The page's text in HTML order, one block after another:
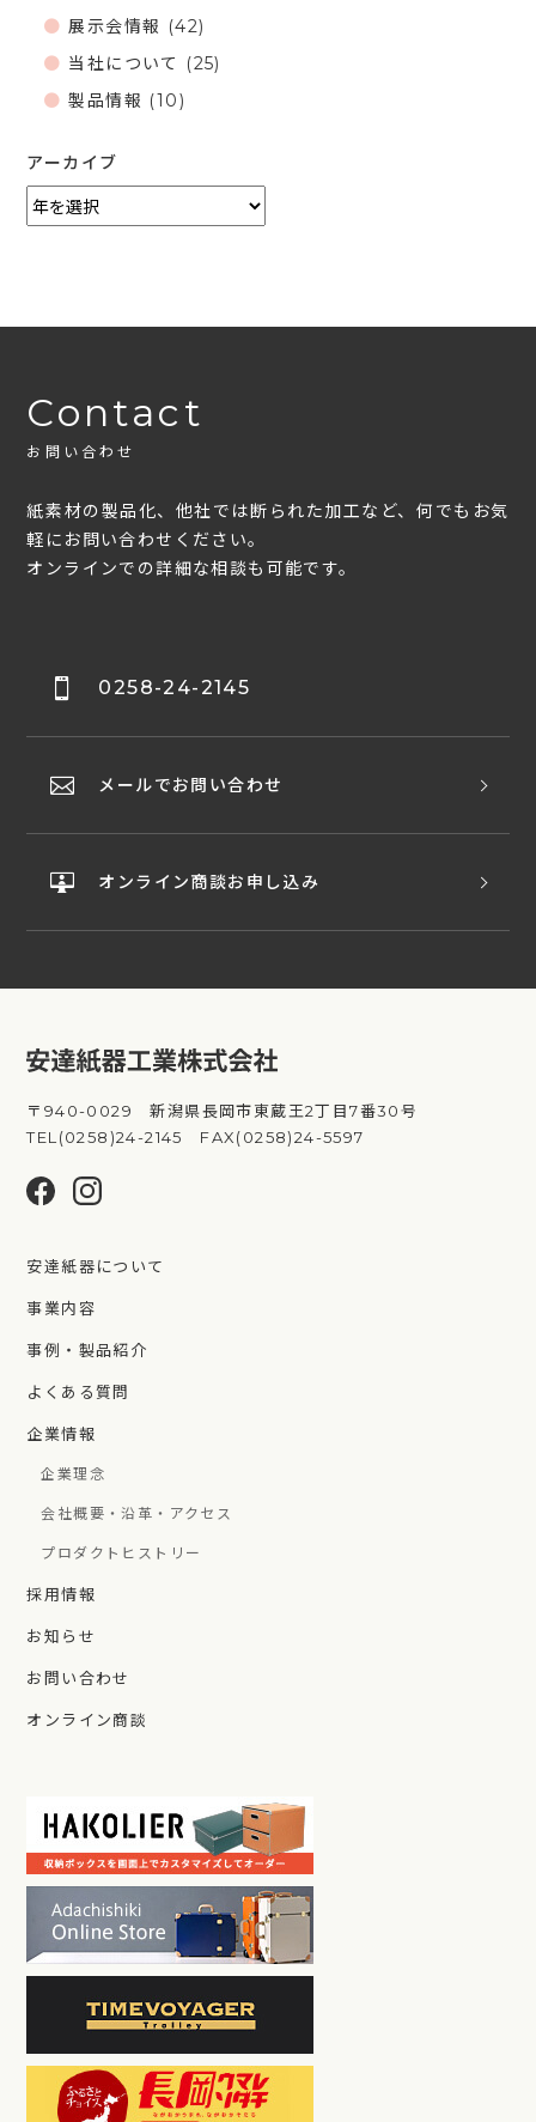
展示会情報 (42)
当社について
(25)
製品情報 (10)
アーカイブ
Contact
お問い合わせ
紙素材の製品化、他社では断られた加工など、何でもお気
軽にお問い合わせください。
オンラインでの詳細な相談も可能です。
0258-24-2145
メールでお問い合わせ
オンライン商談お申し込み
〒940-0029 新潟県長岡市東蔵王2丁目7番30号
TEL(0258)24-2145 FAX(0258)24-5597
安達紙器について
事業内容
事例・製品紹介
よくある質問
企業情報
企業理念
会社概要・沿革・アクセス
プロダクトヒストリー
採用情報
お知らせ
お問い合わせ
オンライン商談